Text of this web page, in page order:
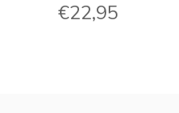
€22,95